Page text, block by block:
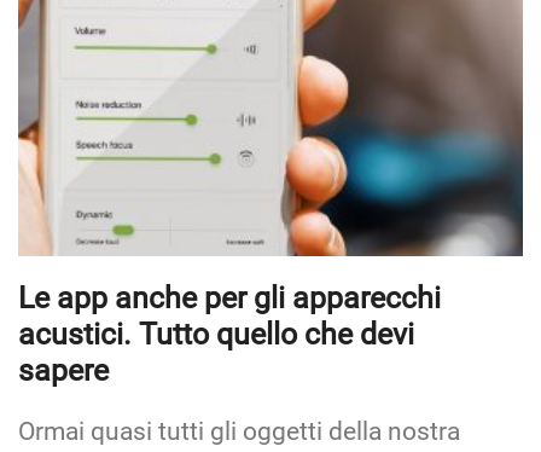
Le app anche per gli apparecchi
acustici. Tutto quello che devi
sapere
Ormai quasi tutti gli oggetti della nostra